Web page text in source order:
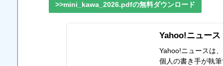
>>mini_kawa_2026.pdfの無料ダウンロード
Yahoo!ニュース
Yahoo!ニュースは
個人の書き手が執